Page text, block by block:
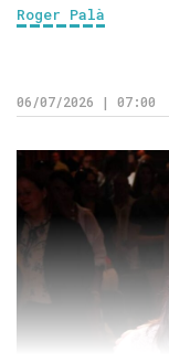
Roger Palà
06/07/2026 | 07:00